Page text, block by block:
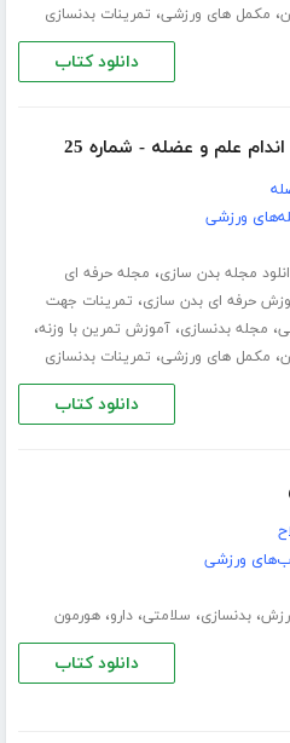
، مکمل های ورزشی، تمرینات بدنسازی
دانلود کتاب
علم و عضله - شماره 25
ورزشی
مجله بدن سازی، مجله حرفه ای
حرفه ای بدن سازی، تمرینات جهت
، مجله بدنسازی،آموزش تمرین با وزنه،
، مکمل های ورزشی، تمرینات بدنسازی
دانلود کتاب
ورزشی
،بدنسازی، سلامتی،دارو،هورمون
دانلود کتاب